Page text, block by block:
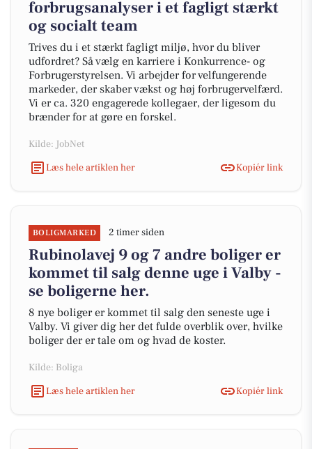
forbrugsanalyser i et fagligt stærkt
og socialt team
Trives du i et stærkt fagligt miljø, hvor du bliver
udfordret? Så vælg en karriere i Konkurrence- og
Forbrugerstyrelsen. Vi arbejder for velfungerende
markeder, der skaber vækst og høj forbrugervelfærd.
Vi er ca. 320 engagerede kollegaer, der ligesom du
brænder for at gøre en forskel.
Kilde: JobNet
Læs hele artiklen her
Kopiér link
BOLIGMARKED 2 timer siden
Rubinolavej 9 og 7 andre boliger er
kommet til salg denne uge i Valby -
se boligerne her.
8 nye boliger er kommet til salg den seneste uge i
Valby. Vi giver dig her det fulde overblik over, hvilke
boliger der er tale om og hvad de koster.
Kilde: Boliga
Læs hele artiklen her
Kopiér link